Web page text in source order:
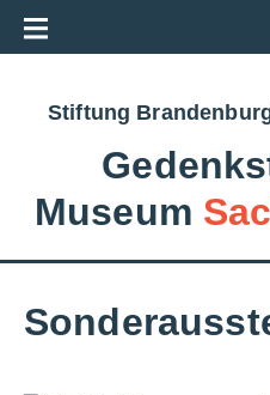
Stiftung
Museum